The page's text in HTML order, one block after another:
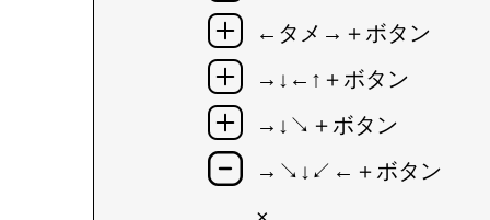
←タメ→＋ボタン
→↓←↑＋ボタン
→↓↘＋ボタン
→↘↓↙←＋ボタン